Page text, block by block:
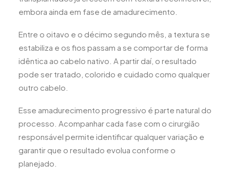
embora ainda em fase de amadurecimento.
Entre o oitavo e o décimo segundo mês, a textura se
estabiliza e os fios passam a se comportar de forma
idêntica ao cabelo nativo. A partir daí, o resultado
pode ser tratado, colorido e cuidado como qualquer
outro cabelo.
Esse amadurecimento progressivo é parte natural do
processo. Acompanhar cada fase com o cirurgião
responsável permite identificar qualquer variação e
garantir que o resultado evolua conforme o
planejado.